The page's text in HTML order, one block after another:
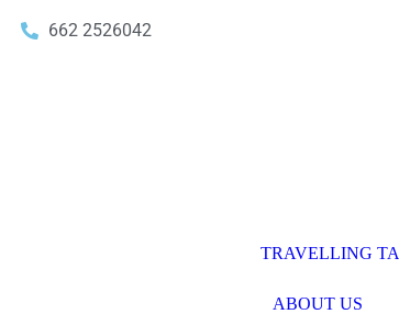
662 2526042
TRAVELLING
ABOUT US